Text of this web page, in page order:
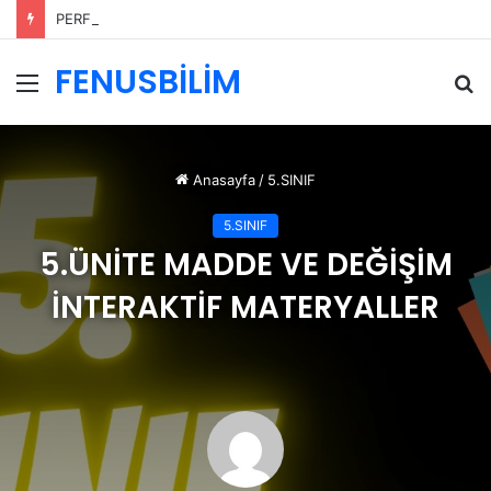
PERFORMANS DEĞERLENDİRME ÖLÇEKLERİ
Menü
FENUSBİLİM
Anasayfa / 5.SINIF
5.SINIF
5.ÜNİTE MADDE VE DEĞİŞİM
İNTERAKTİF MATERYALLER